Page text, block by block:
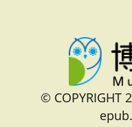
© COPYRIGHT